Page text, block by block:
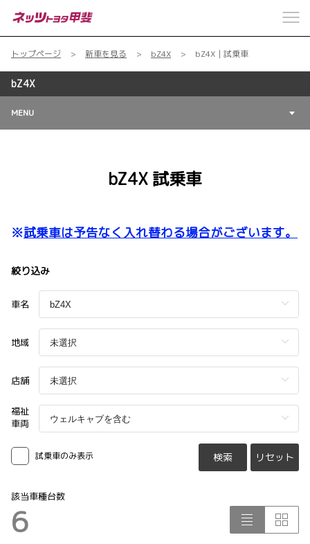
トップページ 新車を見る bZ4X bZ4X｜試乗車
bZ4X
MENU
bZ4X 試乗車
※試乗車は予告なく入れ替わる場合がございます。
絞り込み
車名
地域
店舗
福祉
車両
試乗車のみ表示 検索 リセット
該当車種台数
6